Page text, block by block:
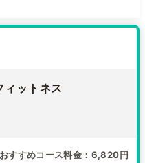
ットネス
おすすめコース料金 6,820円